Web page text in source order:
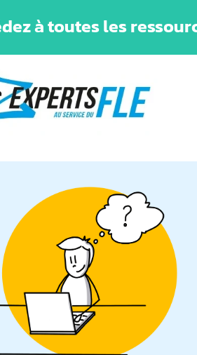
à toutes les